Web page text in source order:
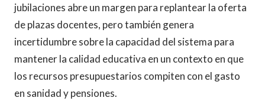
jubilaciones abre un margen para replantear la oferta
de plazas docentes, pero también genera
incertidumbre sobre la capacidad del sistema para
mantener la calidad educativa en un contexto en que
los recursos presupuestarios compiten con el gasto
en sanidad y pensiones.